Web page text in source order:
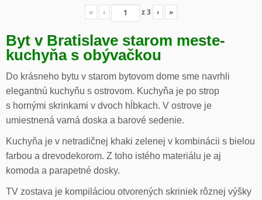
« ‹ z3 › »
Byt v Bratislave starom meste-
kuchyňa s obývačkou
Do krásneho bytu v starom bytovom dome sme navrhli
elegantnú kuchyňu s ostrovom. Kuchyňa je po strop
s hornými skrinkami v dvoch hĺbkach. V ostrove je
umiestnená varná doska a barové sedenie.
Kuchyňa je v netradičnej khaki zelenej v kombinácii s bielou
farbou a drevodekorom. Z toho istého materiálu je aj
komoda a parapetné dosky.
TV zostava je kompiláciou otvorených skriniek rôznej výšky